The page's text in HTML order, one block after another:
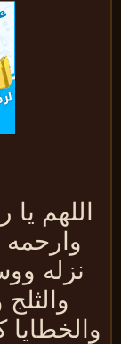
اللهم يا
وارحمه
نزله
والثلج